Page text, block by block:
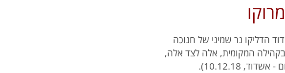
הדליקו נר שמיני של חנוכה
בקהילה המקומית, אלה לצד אלה,
10.12.18).